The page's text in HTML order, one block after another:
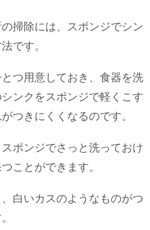
で子犬を何匹も産む！犬の出産と注
掃除には、スポンジでシン
です。
つ用意しておき、食器を洗
ンクをスポンジで軽くこす
つきにくくなるのです。
ポンジでさっと洗っておけ
ことができます。
白いカスのようなものがつ